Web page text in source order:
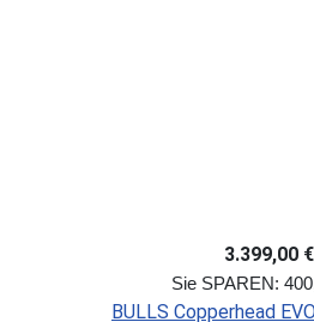
3.399,00 €
Sie SPAREN:
BULLS Copperhead